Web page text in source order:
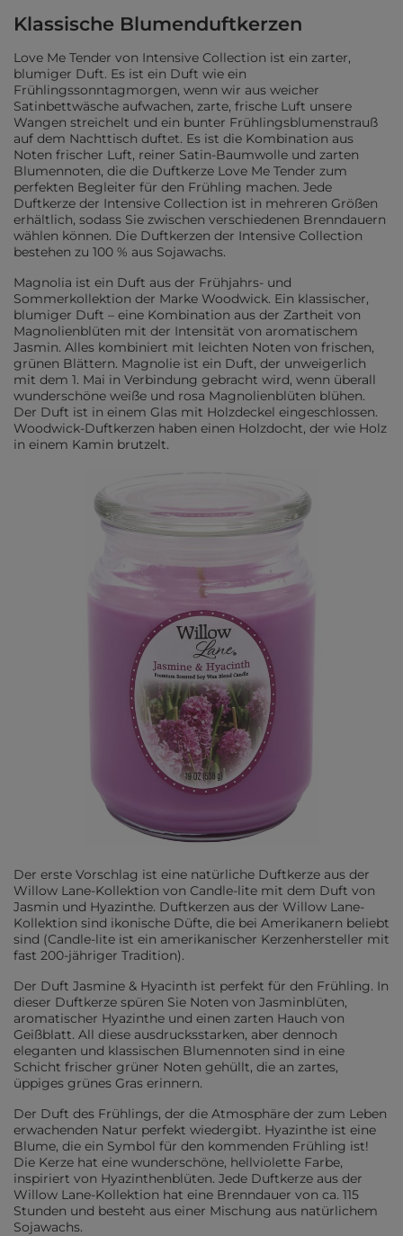
Klassische Blumenduftkerzen
Love Me Tender von Intensive Collection ist ein zarter,
blumiger Duft. Es ist ein Duft wie ein
Frühlingssonntagmorgen, wenn wir aus weicher
Satinbettwäsche aufwachen, zarte, frische Luft unsere
Wangen streichelt und ein bunter Frühlingsblumenstrauß
auf dem Nachttisch duftet. Es ist die Kombination aus
Noten frischer Luft, reiner Satin-Baumwolle und zarten
Blumennoten, die die Duftkerze Love Me Tender zum
perfekten Begleiter für den Frühling machen. Jede
Duftkerze der Intensive Collection ist in mehreren Größen
erhältlich, sodass Sie zwischen verschiedenen Brenndauern
wählen können. Die Duftkerzen der Intensive Collection
bestehen zu 100 % aus Sojawachs.
Magnolia ist ein Duft aus der Frühjahrs- und
Sommerkollektion der Marke Woodwick. Ein klassischer,
blumiger Duft – eine Kombination aus der Zartheit von
Magnolienblüten mit der Intensität von aromatischem
Jasmin. Alles kombiniert mit leichten Noten von frischen,
grünen Blättern. Magnolie ist ein Duft, der unweigerlich
mit dem 1. Mai in Verbindung gebracht wird, wenn überall
wunderschöne weiße und rosa Magnolienblüten blühen.
Der Duft ist in einem Glas mit Holzdeckel eingeschlossen.
Woodwick-Duftkerzen haben einen Holzdocht, der wie Holz
in einem Kamin brutzelt.
Der erste Vorschlag ist eine natürliche Duftkerze aus der
Willow Lane-Kollektion von Candle-lite mit dem Duft von
Jasmin und Hyazinthe. Duftkerzen aus der Willow Lane-
Kollektion sind ikonische Düfte, die bei Amerikanern beliebt
sind (Candle-lite ist ein amerikanischer Kerzenhersteller mit
fast 200-jähriger Tradition).
Der Duft Jasmine & Hyacinth ist perfekt für den Frühling. In
dieser Duftkerze spüren Sie Noten von Jasminblüten,
aromatischer Hyazinthe und einen zarten Hauch von
Geißblatt. All diese ausdrucksstarken, aber dennoch
eleganten und klassischen Blumennoten sind in eine
Schicht frischer grüner Noten gehüllt, die an zartes,
üppiges grünes Gras erinnern.
Der Duft des Frühlings, der die Atmosphäre der zum Leben
erwachenden Natur perfekt wiedergibt. Hyazinthe ist eine
Blume, die ein Symbol für den kommenden Frühling ist!
Die Kerze hat eine wunderschöne, hellviolette Farbe,
inspiriert von Hyazinthenblüten. Jede Duftkerze aus der
Willow Lane-Kollektion hat eine Brenndauer von ca. 115
Stunden und besteht aus einer Mischung aus natürlichem
Sojawachs.